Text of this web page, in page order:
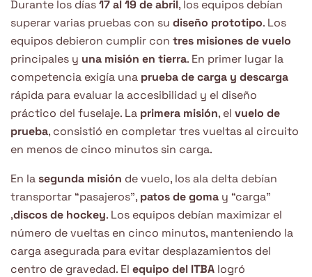
Durante los días17 al 19 de abril, los equipos debían
superar varias pruebas con su diseño prototipo. Los
equipos debieron cumplir con tres misiones de vuelo
principales y una misión en tierra. En primer lugar la
competencia exigía una prueba de carga y descarga
rápida para evaluar la accesibilidad y el diseño
práctico del fuselaje. La primera misión, el vuelo de
prueba, consistió en completar tres vueltas al circuito
en menos de cinco minutos sin carga.
En la segunda misión de vuelo, los ala delta debían
transportar “pasajeros”, patos de goma y “carga”
,discos de hockey. Los equipos debían maximizar el
número de vueltas en cinco minutos, manteniendo la
carga asegurada para evitar desplazamientos del
centro de gravedad. El equipo del ITBA logró